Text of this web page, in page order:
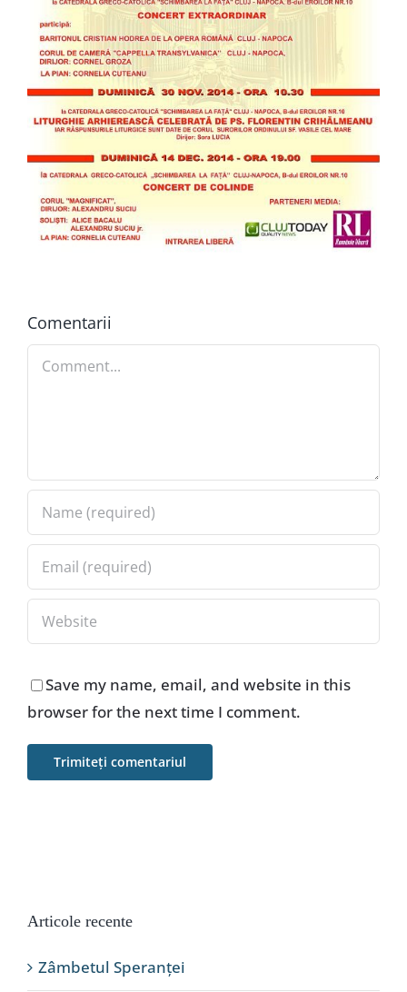
Comentarii
Comment
Save my name, email, and website in this
browser for the next time I comment.
Articole recente
Zâmbetul Speranței